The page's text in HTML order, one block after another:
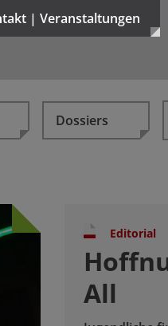
| Veranstaltungen
Dossiers
Editorial
All